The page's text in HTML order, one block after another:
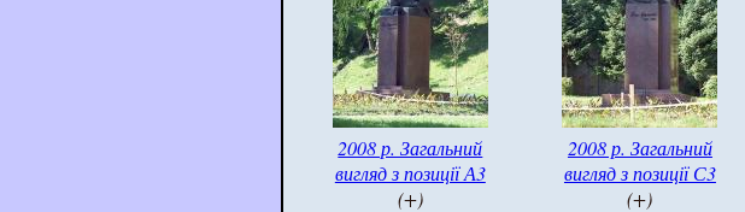
2008 р. Загальний
вигляд з позиції А3
(+)
2008 р. Загальний
вигляд з позиції С3
(+)